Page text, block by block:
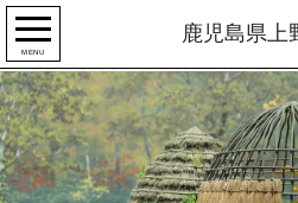
MENU
鹿児島県上